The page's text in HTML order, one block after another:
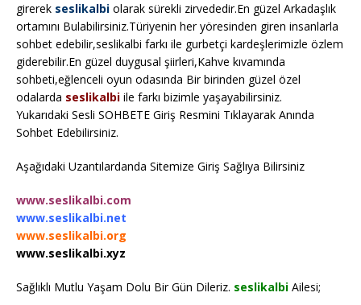
girerek seslikalbi olarak sürekli zirvededir.En güzel Arkadaşlık
ortamını Bulabilirsiniz.Türiyenin her yöresinden giren insanlarla
sohbet edebilir,seslikalbi farkı ile gurbetçi kardeşlerimizle özlem
giderebilir.En güzel duygusal şiirleri,Kahve kıvamında
sohbeti,eğlenceli oyun odasında Bir birinden güzel özel
odalarda seslikalbi ile farkı bizimle yaşayabilirsiniz.
Yukarıdaki Sesli SOHBETE Giriş Resmini Tıklayarak Anında
Sohbet Edebilirsiniz.
Aşağıdaki Uzantılardanda Sitemize Giriş Sağlıya Bilirsiniz
www.seslikalbi.com
www.seslikalbi.net
www.seslikalbi.org
www.seslikalbi.xyz
Sağlıklı Mutlu Yaşam Dolu Bir Gün Dileriz. seslikalbi Ailesi;